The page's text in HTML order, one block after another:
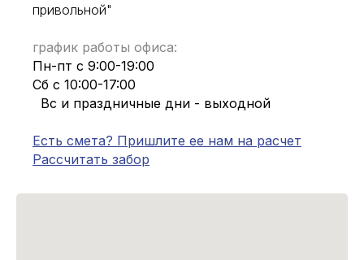
привольной"
график работы офиса:
Пн-пт с 9:00-19:00
Сб с 10:00-17:00
Вс и праздничные дни - выходной
Есть смета? Пришлите ее нам на расчет
Рассчитать забор